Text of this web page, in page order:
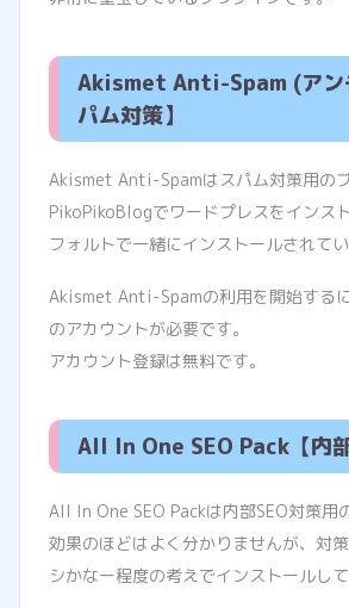
Akismet Anti-Spam (アン
パム対策】
Akismet Anti-Spamはスパム対策用のプ
PikoPikoBlogでワードプレスをインス
フォルトで一緒にインストールされてい
Akismet Anti-Spamの利用を開始する
のアカウントが必要です。
アカウント登録は無料です。
All In One SEO Pack【内部
All In One SEO Packは内部SEO対策用
効果のほどはよく分かりませんが、対
シかなー程度の考えでインストールして